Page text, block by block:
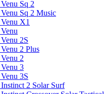
Sq 2
Sq 2 Music
X1
2S
2 Plus
2
3
3S
2 Solar Surf